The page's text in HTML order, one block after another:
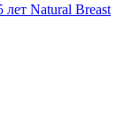
Natural Breast